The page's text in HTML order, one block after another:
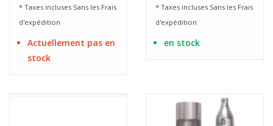
* Taxes incluses Sans les Frais
d'expédition
Actuellement pas en
stock
* Taxes incluses Sans les Frais
d'expédition
en stock